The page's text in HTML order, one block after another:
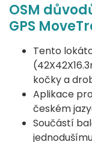
OSM
GPS
Tento
kočky a
Aplikace
českém
Součástí